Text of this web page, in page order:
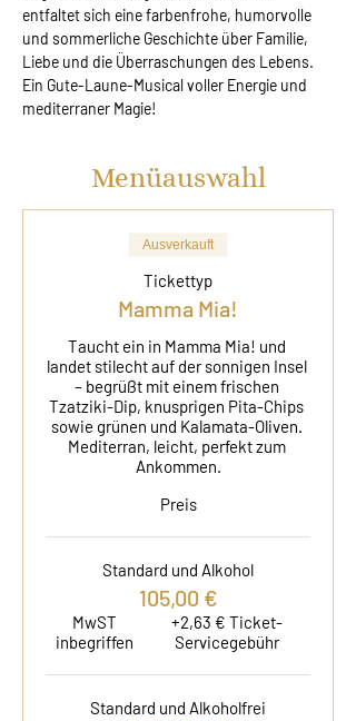
entfaltet sich eine farbenfrohe, humorvolle
und sommerliche Geschichte über Familie,
Liebe und die Überraschungen des Lebens.
Ein Gute-Laune-Musical voller Energie und
mediterraner Magie!
Menüauswahl
Ausverkauft
Tickettyp
Mamma Mia!
Taucht ein in Mamma Mia! und
landet stilecht auf der sonnigen Insel
– begrüßt mit einem frischen
Tzatziki-Dip, knusprigen Pita-Chips
sowie grünen und Kalamata-Oliven.
Mediterran, leicht, perfekt zum
Ankommen.
Preis
Standard und Alkohol
105,00 €
MwST
inbegriffen
+2,63 € Ticket-
Servicegebühr
Standard und Alkoholfrei